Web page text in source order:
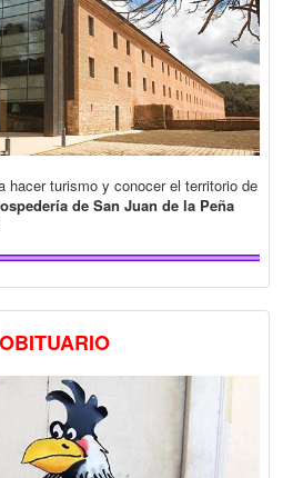
hacer turismo y conocer el territorio de
de San Juan de la Peña
OBITUARIO